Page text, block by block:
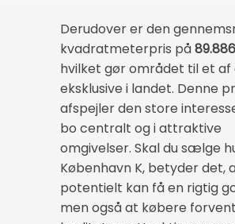
Derudover er den
kvadratmeterpris på89.886
hvilket gør området til et af
eksklusive i landet. Denne
afspejler den store
bo centralt og i attraktive
omgivelser. Skal du sælge
København K, betyder det,
potentielt kan få en rigtig
men også at købere